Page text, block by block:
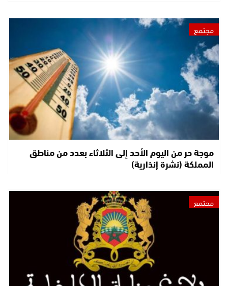
مجتمع
موجة حر من اليوم الأحد إلى الثلاثاء بعدد من مناطق
المملكة (نشرة إنذارية)
مجتمع